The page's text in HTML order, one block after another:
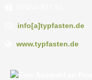
info[a]typfasten.de
www.typfasten.de